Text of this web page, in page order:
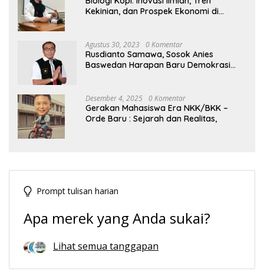
Kekinian, dan Prospek Ekonomi di
Agustus 30, 2023 0 Komentar
Rusdianto Samawa, Sosok Anies
Baswedan Harapan Baru Demokrasi
Desember 4, 2025 0 Komentar
Gerakan Mahasiswa Era NKK/BKK –
Orde Baru : Sejarah dan Realitas,
Prompt tulisan harian
Apa merek yang Anda sukai?
Lihat semua tanggapan